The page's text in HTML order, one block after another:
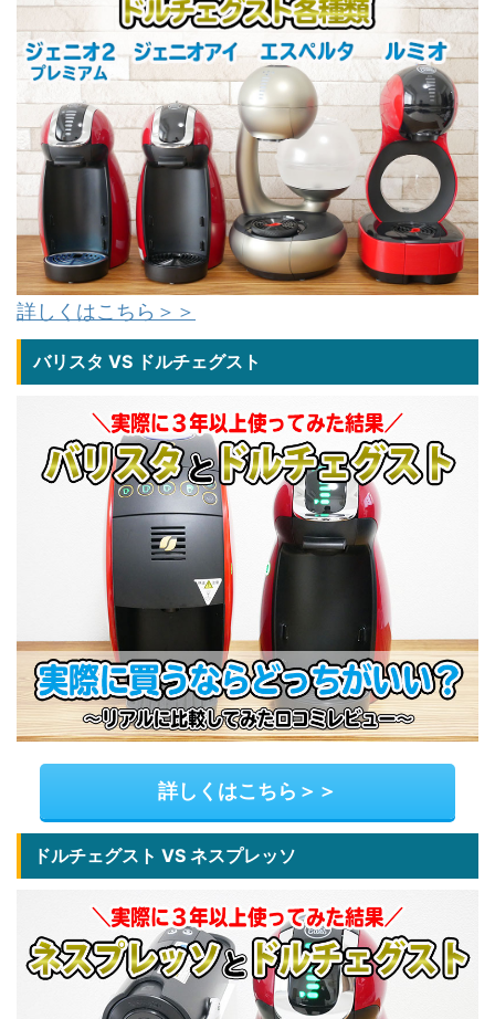
詳しくはこちら＞＞
バリスタ VS ドルチェグスト
詳しくはこちら＞＞
ドルチェグスト VS ネスプレッソ